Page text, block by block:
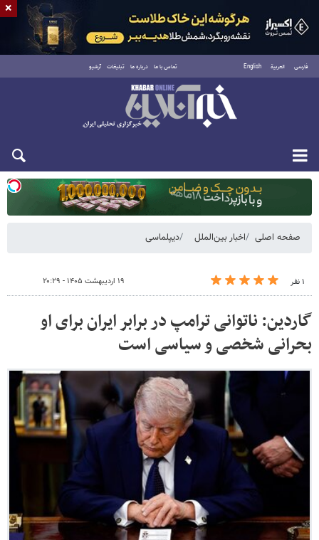
فارسی العربية English تماس با ما درباره ما تبلیغات آرشیو
دوشنبه ۱۹ مرداد ۱۴۰۵
صفحه اصلی اخبار بین‌الملل دیپلماسی
۱ نفر ۱۹ اردیبهشت ۱۴۰۵ - ۲۰:۲۹
گاردین: ناتوانی ترامپ در برابر ایران برای او
بحرانی شخصی و سیاسی است
×